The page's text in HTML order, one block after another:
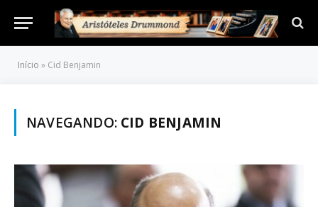
Início » Cid Benjamin
NAVEGANDO: CID BENJAMIN